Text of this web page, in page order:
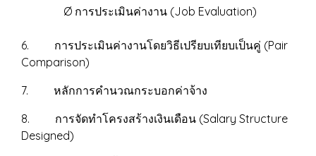
Ø การประเมินค่างาน (Job Evaluation)
6. การประเมินค่างานโดยวิธีเปรียบเทียบเป็นคู่ (Pair
Comparison)
7. หลักการคำนวณกระบอกค่าจ้าง
8. การจัดทำโครงสร้างเงินเดือน (Salary Structure
Designed)